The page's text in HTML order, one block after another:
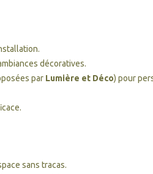
décoratives.
par Lumière et Déco) pour
sans tracas.